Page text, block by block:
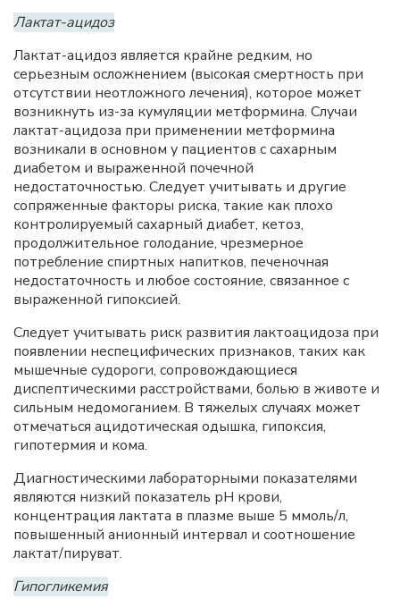
Лактат-ацидоз
Лактат-ацидоз является крайне редким, но
серьезным осложнением (высокая смертность при
отсутствии неотложного лечения), которое может
возникнуть из-за кумуляции метформина. Случаи
лактат-ацидоза при применении метформина
возникали в основном у пациентов с сахарным
диабетом и выраженной почечной
недостаточностью. Следует учитывать и другие
сопряженные факторы риска, такие как плохо
контролируемый сахарный диабет, кетоз,
продолжительное голодание, чрезмерное
потребление спиртных напитков, печеночная
недостаточность и любое состояние, связанное с
выраженной гипоксией.
Следует учитывать риск развития лактоацидоза при
появлении неспецифических признаков, таких как
мышечные судороги, сопровождающиеся
диспептическими расстройствами, болью в животе и
сильным недомоганием. В тяжелых случаях может
отмечаться ацидотическая одышка, гипоксия,
гипотермия и кома.
Диагностическими лабораторными показателями
являются низкий показатель рН крови,
концентрация лактата в плазме выше 5 ммоль/л,
повышенный анионный интервал и соотношение
лактат/пируват.
Гипогликемия